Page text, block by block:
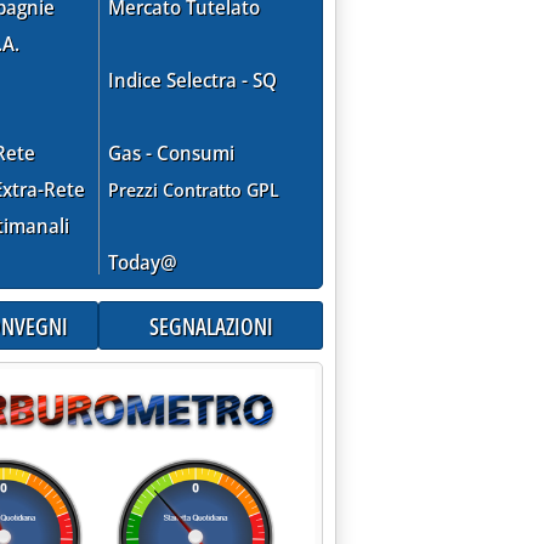
1997)'
Rete
Mercato Tutelato
Indice Selectra - SQ
Gas - Consumi
Prezzi Contratto GPL
Today@
SEGNALAZIONI